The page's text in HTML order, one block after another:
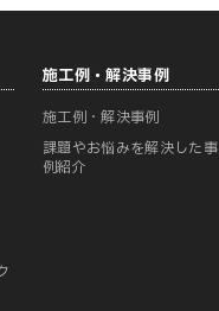
施工例・解決事例
施工例・解決事例
課題やお悩みを解決した事
例紹介